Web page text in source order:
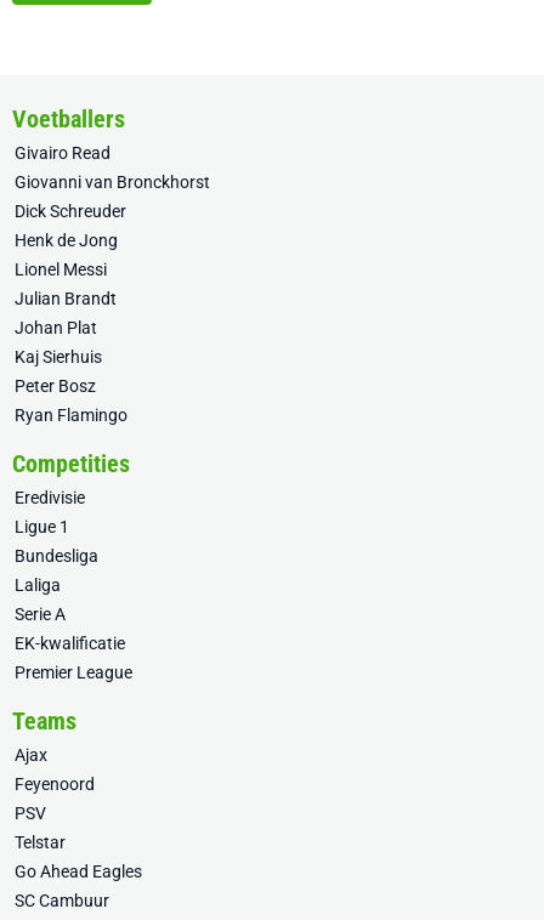
Voetballers
Givairo Read
Giovanni van Bronckhorst
Dick Schreuder
Henk de Jong
Lionel Messi
Julian Brandt
Johan Plat
Kaj Sierhuis
Peter Bosz
Ryan Flamingo
Competities
Eredivisie
Ligue 1
Bundesliga
Laliga
Serie A
EK-kwalificatie
Premier League
Teams
Ajax
Feyenoord
PSV
Telstar
Go Ahead Eagles
SC Cambuur